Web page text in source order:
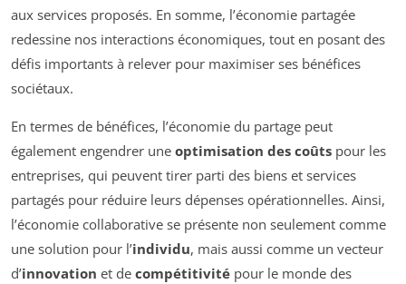
aux services proposés. En somme, l’économie partagée
redessine nos interactions économiques, tout en posant des
défis importants à relever pour maximiser ses bénéfices
sociétaux.
En termes de bénéfices, l’économie du partage peut
également engendrer une optimisation des coûts pour les
entreprises, qui peuvent tirer parti des biens et services
partagés pour réduire leurs dépenses opérationnelles. Ainsi,
l’économie collaborative se présente non seulement comme
une solution pour l’individu, mais aussi comme un vecteur
d’innovation et de compétitivité pour le monde des